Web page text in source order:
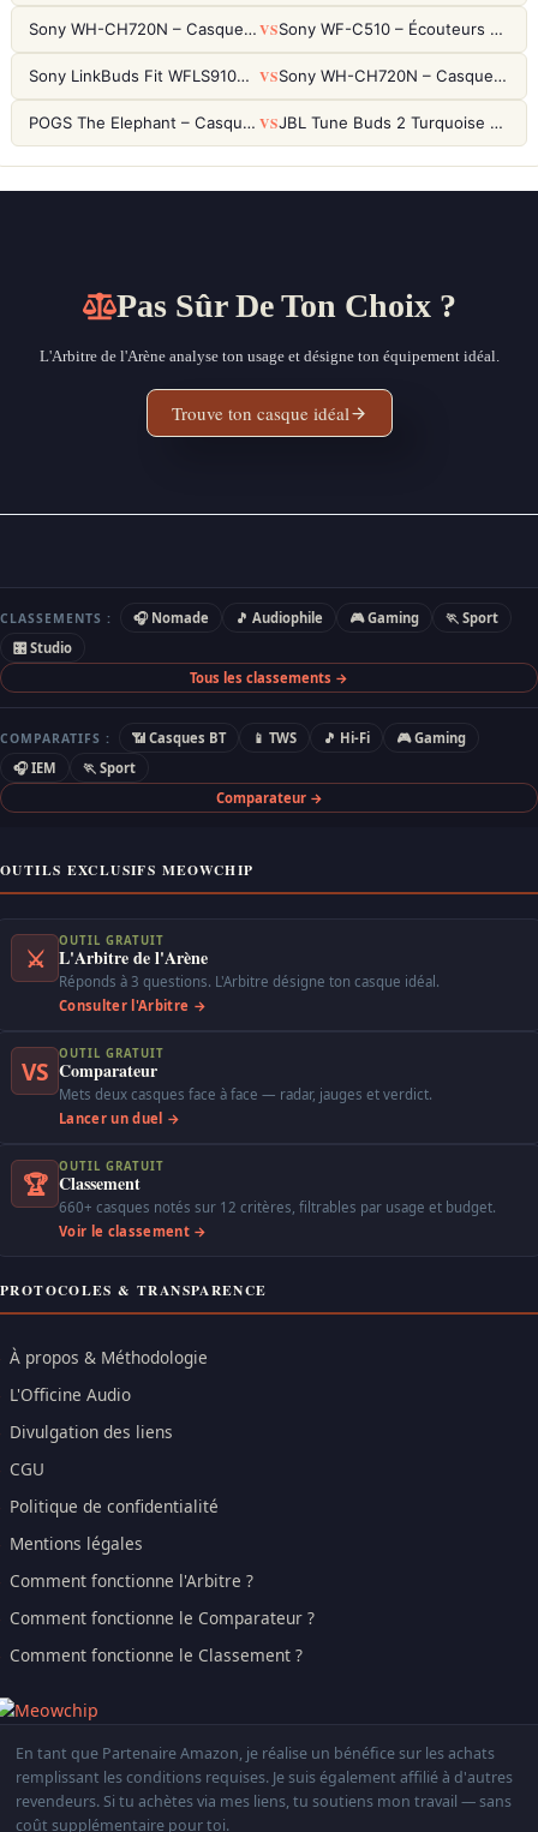
Sony WH-CH720N – Casque ANC 35h, Ultra-léger (192g) avec Processeur V1 VS Sony WF-C510 – Écouteurs True Wireless compacts, autonomie 22h et multipoint
Sony LinkBuds Fit WFLS910NW Blanc – Écouteurs Sport Ailes ANC VS Sony WH-CH720N – Casque ANC 35h, Ultra-léger (192g) avec Processeur V1
POGS The Elephant – Casque Filaire Enfants 85dB POGS-Safe™ (Éco-Responsable) VS JBL Tune Buds 2 Turquoise – Écouteurs True Wireless avec ANC et autonomie 48h
Pas Sûr De Ton Choix ?
L'Arbitre de l'Arène analyse ton usage et désigne ton équipement idéal.
Trouve ton casque idéal
CLASSEMENTS : 🎧 Nomade 🎵 Audiophile 🎮 Gaming
🏃 Sport
🎛 Studio
Tous les classements →
COMPARATIFS : 📶 Casques BT 📱 TWS 🎵 Hi-Fi
🎮 Gaming
🎧 IEM
🏃 Sport
Comparateur →
OUTILS EXCLUSIFS MEOWCHIP
⚔
OUTIL GRATUIT
L'Arbitre de l'Arène
Réponds à 3 questions. L'Arbitre désigne ton casque idéal.
Consulter l'Arbitre →
VS
OUTIL GRATUIT
Comparateur
Mets deux casques face à face — radar, jauges et verdict.
Lancer un duel →
🏆
OUTIL GRATUIT
Classement
660+ casques notés sur 12 critères, filtrables par usage et budget.
Voir le classement →
PROTOCOLES & TRANSPARENCE
À propos & Méthodologie
L'Officine Audio
Divulgation des liens
CGU
Politique de confidentialité
Mentions légales
Comment fonctionne l'Arbitre ?
Comment fonctionne le Comparateur ?
Comment fonctionne le Classement ?
En tant que Partenaire Amazon, je réalise un bénéfice sur les achats
remplissant les conditions requises. Je suis également affilié à d'autres
revendeurs. Si tu achètes via mes liens, tu soutiens mon travail — sans
coût supplémentaire pour toi.